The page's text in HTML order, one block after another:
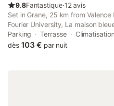
9.8Fantastique⋅12 avis
Set in Grane, 25 km from
Fourier University, La maison
Situated 27 km from Valence
garden and free private parking.
Parking Terrasse
Climatisation
dès 103 € par nuit